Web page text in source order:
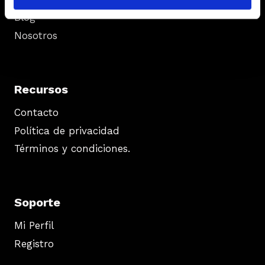
Blog
Nosotros
Recursos
Contacto
Política de privacidad
Términos y condiciones.
Soporte
Mi Perfil
Registro